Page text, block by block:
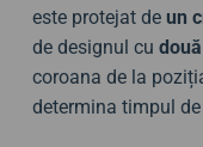
este protejat de un
de designul cu
coroana de la
determina timpul